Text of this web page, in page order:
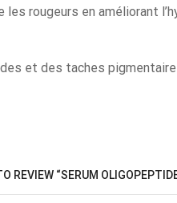
rougeurs en améliorant
et des taches
REVIEW “SERUM